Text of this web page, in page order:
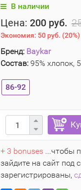
В наличии
Цена: 200 руб.
Экономия: 50 руб. (20%)
Бренд: Baykar
Состав: 95% хлопок,
86-92
+ 3 bonuses ...чтобы
зайдите на сайт под
зарегистрированы,